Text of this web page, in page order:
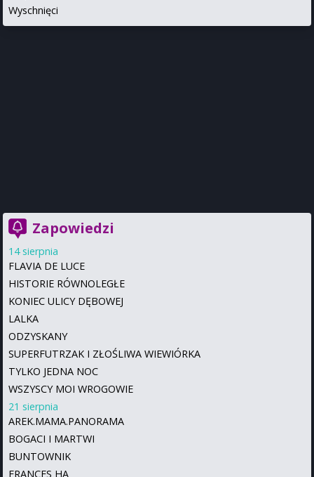
Wyschnięci
Zapowiedzi
14 sierpnia
FLAVIA DE LUCE
HISTORIE RÓWNOLEGŁE
KONIEC ULICY DĘBOWEJ
LALKA
ODZYSKANY
SUPERFUTRZAK I ZŁOŚLIWA WIEWIÓRKA
TYLKO JEDNA NOC
WSZYSCY MOI WROGOWIE
21 sierpnia
AREK.MAMA.PANORAMA
BOGACI I MARTWI
BUNTOWNIK
FRANCES HA